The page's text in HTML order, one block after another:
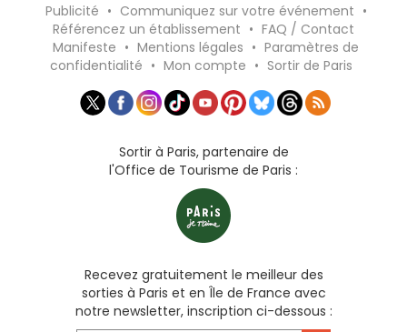
Publicité • Communiquez sur votre événement •
Référencez un établissement • FAQ / Contact
Manifeste • Mentions légales • Paramètres de
confidentialité • Mon compte • Sortir de Paris
Sortir à Paris, partenaire de
l'Office de Tourisme de Paris :
Recevez gratuitement le meilleur des
sorties à Paris et en Île de France avec
notre newsletter, inscription ci-dessous :